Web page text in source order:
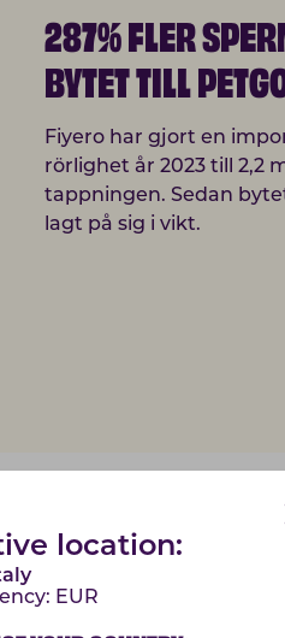
location:
EUR
287% FLER
BYTET TILL
Fiyero har gjort en
rörlighet år 2023 till 2,2
tappningen. Sedan
lagt på sig i vikt.
OUR
who are a part of